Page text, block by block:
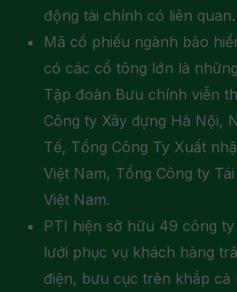
động tài chính có liên quan.
Mã cổ phiếu ngành bảo
có các cổ tông lớn là
Tập đoàn Bưu chính viễn
Công ty Xây dựng Hà Nội,
Tế, Tổng Công Ty Xuất
Việt Nam, Tổng Công ty
Việt Nam.
PTI hiện sở hữu 49 công
lưới phục vụ khách hàng
điện, bưu cục trên khắp cả